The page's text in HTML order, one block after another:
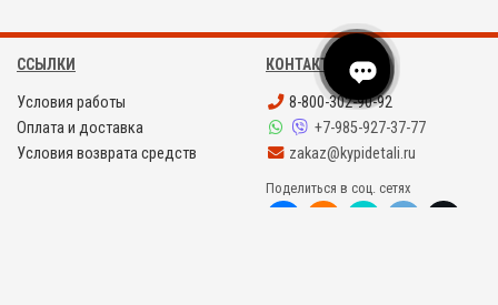
ССЫЛКИ
Условия работы
Оплата и доставка
Условия возврата средств
КОНТАКТЫ
8-800-302-90-92
+7-985-927-37-77
zakaz@kypidetali.ru
Поделиться в соц. сетях